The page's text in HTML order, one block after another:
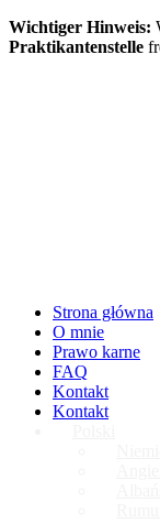
Wichtiger Hinweis:
Praktikantenstelle
Strona główna
O mnie
Prawo karne
FAQ
Kontakt
Kontakt